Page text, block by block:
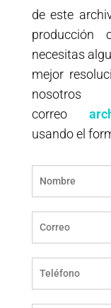
de este
producción
necesitas
mejor
correo
usando el